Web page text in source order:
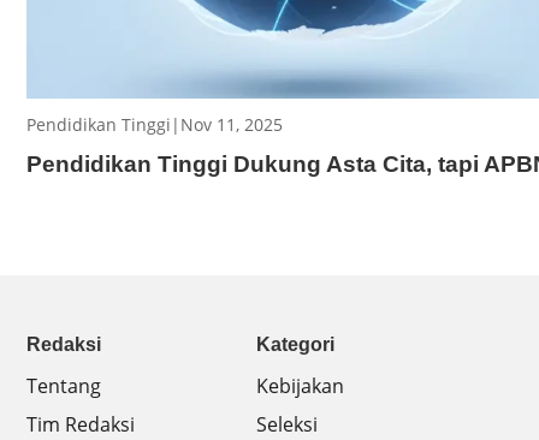
Pendidikan Tinggi Dukung Asta Cita, tapi
Nov 11, 2025
|
Pendidikan Tinggi
Redaksi
Tentang
Tim Redaksi
Kategori
Kebijakan
Seleksi